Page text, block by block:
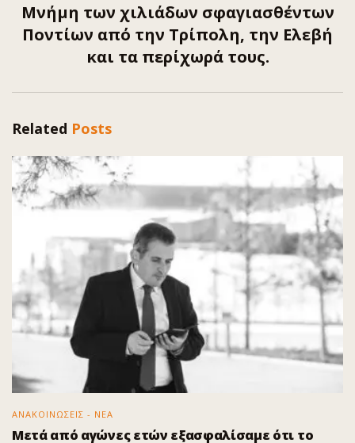
Μνήμη των χιλιάδων σφαγιασθέντων
Ποντίων από την Τρίπολη, την Ελεβή
και τα περίχωρά τους.
Related Posts
ΑΝΑΚΟΙΝΩΣΕΙΣ - ΝΕΑ
Μετά από αγώνες ετών εξασφαλίσαμε ότι το